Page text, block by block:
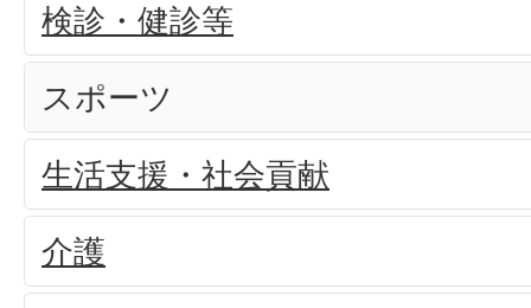
検診・健診等
スポーツ
生活支援・社会貢献
介護